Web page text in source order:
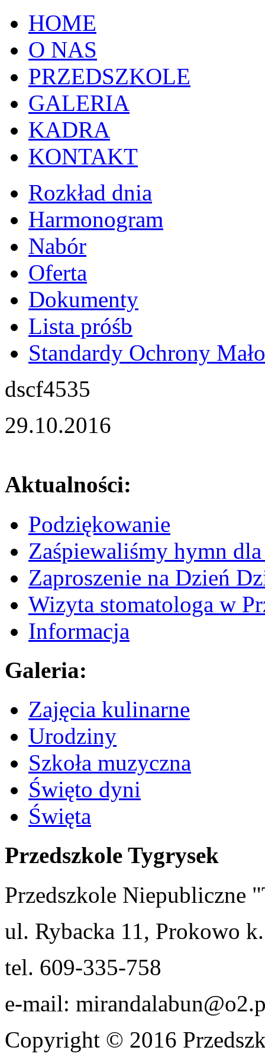
HOME
O NAS
PRZEDSZKOLE
GALERIA
KADRA
KONTAKT
Rozkład dnia
Harmonogram
Nabór
Oferta
Dokumenty
Lista próśb
Standardy Ochrony
dscf4535
29.10.2016
Aktualności:
Podziękowanie
Zaśpiewaliśmy hymn dla
Zaproszenie na Dzień
Wizyta stomatologa w
Informacja
Galeria:
Zajęcia kulinarne
Urodziny
Szkoła muzyczna
Święto dyni
Święta
Przedszkole Tygrysek
Przedszkole Niepubliczne
ul. Rybacka 11, Prokowo
tel. 609-335-758
e-mail:
Copyright © 2016